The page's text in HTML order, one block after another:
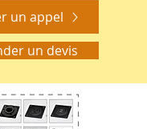
un appel
un devis